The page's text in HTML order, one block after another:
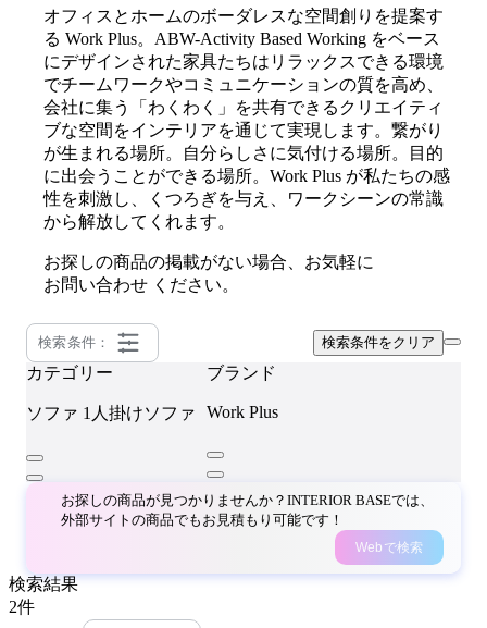
オフィスとホームのボーダレスな空間創りを提案す
る Work Plus。ABW-Activity Based Working をベース
にデザインされた家具たちはリラックスできる環境
でチームワークやコミュニケーションの質を高め、
会社に集う「わくわく」を共有できるクリエイティ
ブな空間をインテリアを通じて実現します。繋がり
が生まれる場所。自分らしさに気付ける場所。目的
に出会うことができる場所。Work Plus が私たちの感
性を刺激し、くつろぎを与え、ワークシーンの常識
から解放してくれます。
お探しの商品の掲載がない場合、お気軽に
お問い合わせ ください。
検索条件： 検索条件をクリア
カテゴリー
ソファ 1人掛けソファ
ブランド
Work Plus
お探しの商品が見つかりませんか？INTERIOR BASEでは、
外部サイトの商品でもお見積もり可能です！
Webで検索
検索結果
2件